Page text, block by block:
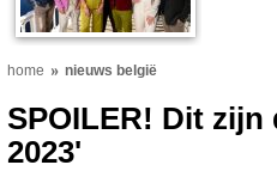
home nieuws belgië
SPOILER! Dit
2023'